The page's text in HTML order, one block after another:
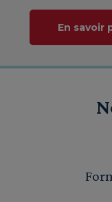
En savoir